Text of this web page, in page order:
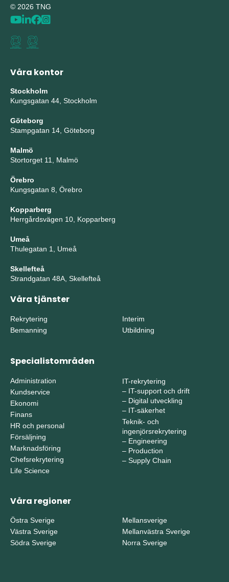
© 2026 TNG
Våra kontor
Stockholm
Kungsgatan 44, Stockholm
Göteborg
Stampgatan 14, Göteborg
Malmö
Stortorget 11, Malmö
Örebro
Kungsgatan 8, Örebro
Kopparberg
Herrgårdsvägen 10, Kopparberg
Umeå
Thulegatan 1, Umeå
Skellefteå
Strandgatan 48A, Skellefteå
Våra tjänster
Rekrytering
Bemanning
Interim
Utbildning
Specialistområden
Administration
Kundservice
Ekonomi
Finans
HR och personal
Försäljning
Marknadsföring
Chefsrekrytering
Life Science
IT-rekrytering
– IT-support och drift
– Digital utveckling
– IT-säkerhet
Teknik- och
ingenjörsrekrytering
– Engineering
– Production
– Supply Chain
Våra regioner
Östra Sverige
Västra Sverige
Södra Sverige
Mellansverige
Mellanvästra Sverige
Norra Sverige